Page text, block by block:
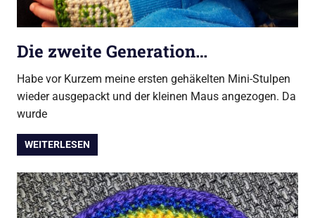
Die zweite Generation…
Habe vor Kurzem meine ersten gehäkelten Mini-Stulpen
wieder ausgepackt und der kleinen Maus angezogen. Da
wurde
WEITERLESEN